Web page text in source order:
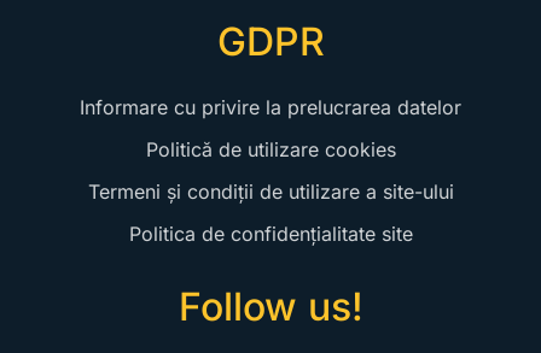
GDPR
Informare cu privire la prelucrarea datelor
Politică de utilizare cookies
Termeni și condiții de utilizare a site-ului
Politica de confidențialitate site
Follow us!